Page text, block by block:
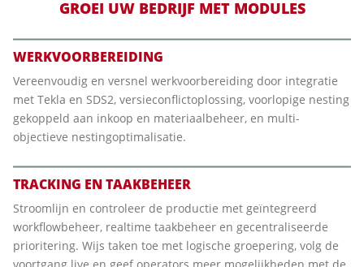
GROEI UW BEDRIJF MET MODULES
WERKVOORBEREIDING
Vereenvoudig en versnel werkvoorbereiding door integratie
met Tekla en SDS2, versieconflictoplossing, voorlopige nesting
gekoppeld aan inkoop en materiaalbeheer, en multi-
objectieve nestingoptimalisatie.
TRACKING EN TAAKBEHEER
Stroomlijn en controleer de productie met geïntegreerd
workflowbeheer, realtime taakbeheer en gecentraliseerde
prioritering. Wijs taken toe met logische groepering, volg de
voortgang live en geef operators meer mogelijkheden met de